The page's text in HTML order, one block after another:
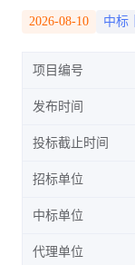
2026-08-10 中标
项目编号
发布时间
投标截止时间
招标单位
中标单位
代理单位